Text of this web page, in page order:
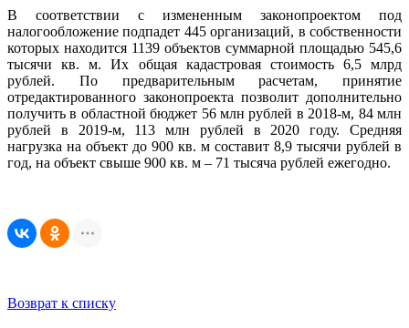
В соответствии с измененным законопроектом под
налогообложение подпадет 445 организаций, в собственности
которых находится 1139 объектов суммарной площадью 545,6
тысячи кв. м. Их общая кадастровая стоимость 6,5 млрд
рублей. По предварительным расчетам, принятие
отредактированного законопроекта позволит дополнительно
получить в областной бюджет 56 млн рублей в 2018-м, 84 млн
рублей в 2019-м, 113 млн рублей в 2020 году. Средняя
нагрузка на объект до 900 кв. м составит 8,9 тысячи рублей в
год, на объект свыше 900 кв. м – 71 тысяча рублей ежегодно.
Возврат к списку